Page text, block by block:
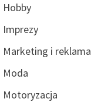
Hobby
Imprezy
Marketing i reklama
Moda
Motoryzacja